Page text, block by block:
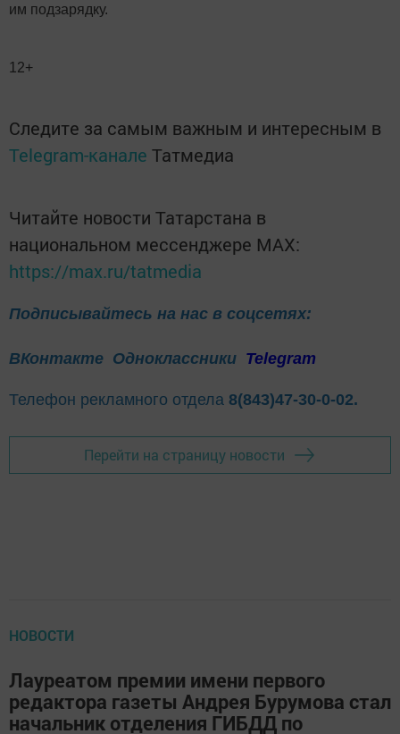
им подзарядку.
12+
Следите за самым важным и интересным в
Telegram-канале Татмедиа
Читайте новости Татарстана в
национальном мессенджере MАХ:
https://max.ru/tatmedia
Подписывайтесь на нас в соцсетях:
ВКонтакте Одноклассники Telegram
Телефон рекламного отдела 8(843)47-30-0-02.
Перейти на страницу новости
НОВОСТИ
Лауреатом премии имени первого
редактора газеты Андрея Бурумова стал
начальник отделения ГИБДД по